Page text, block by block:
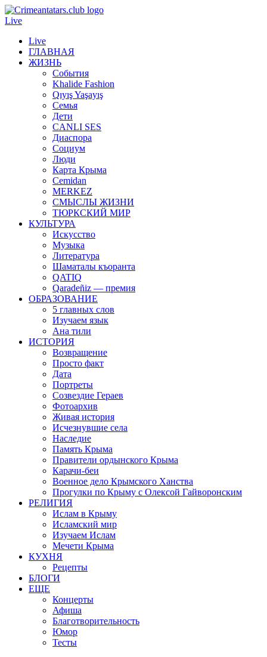
Live
Live
ГЛАВНАЯ
ЖИЗНЬ
События
Khalide Fashion
Qıyış Yaşayış
Семья
Дети
CANLI SES
Диаспора
Социум
Люди
Карта Крыма
Cemidan
МERKEZ
СМЫСЛЫ ЖИЗНИ
ТЮРКСКИЙ МИР
КУЛЬТУРА
Искусство
Музыка
Литература
Шаматалы къоранта
QATIQ
Qaradeñiz — премия
ОБРАЗОВАНИЕ
5 главных слов
Изучаем язык
Ана тили
ИСТОРИЯ
Возвращение
Просто факт
Дата
Портреты
Созвездие Гераев
Фотоархив
Живая история
Исчезнувшие села
Наследие
Память Крыма
Правители ордынского Крыма
Карачи-беи
Военное дело Крымского Ханства
Прогулки по Крыму с Олексой Гайворонским
РЕЛИГИЯ
Ислам в Крыму
Исламский мир
Изучаем Ислам
Мечети Крыма
КУХНЯ
Рецепты
БЛОГИ
ЕЩЕ
Концерты
Афиша
Благотворительность
Юмор
Тесты